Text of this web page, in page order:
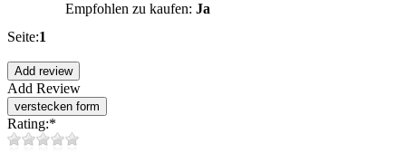
Empfohlen zu kaufen: Ja
Seite:1
Add Review
Rating:*